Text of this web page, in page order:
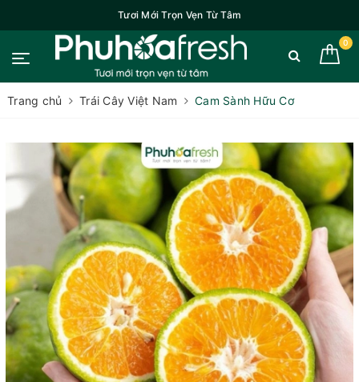
Tươi Mới Trọn Vẹn Từ Tâm
0
Trang chủ Trái Cây Việt Nam Cam Sành Hữu Cơ